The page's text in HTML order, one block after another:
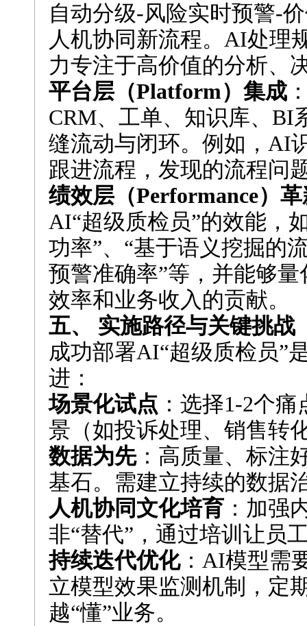
自动分级-风险实时预警-
人机协同新流程。AI处理
力专注于高价值的分析、
平台层（Platform）集成
CRM、工单、知识库、BI
缝流动与闭环。例如，AI
跟进流程，发现的流程问
绩效层（Performance）
AI“超级质检员”的效能，
功率”、“基于语义挖掘的
预警准确率”等，并能够
效率和业务收入的贡献。
五、 实施路径与关键挑战
成功部署AI“超级质检员”
进：
场景化试点 ：选择1-2个
景（如投诉处理、销售转
数据为先：高质量、标注
基石。需建立持续的数据
人机协同文化培育 ：加强
非“替代”，通过培训让员
持续迭代优化：AI模型需
立模型效果监测机制，定
越“懂”业务。